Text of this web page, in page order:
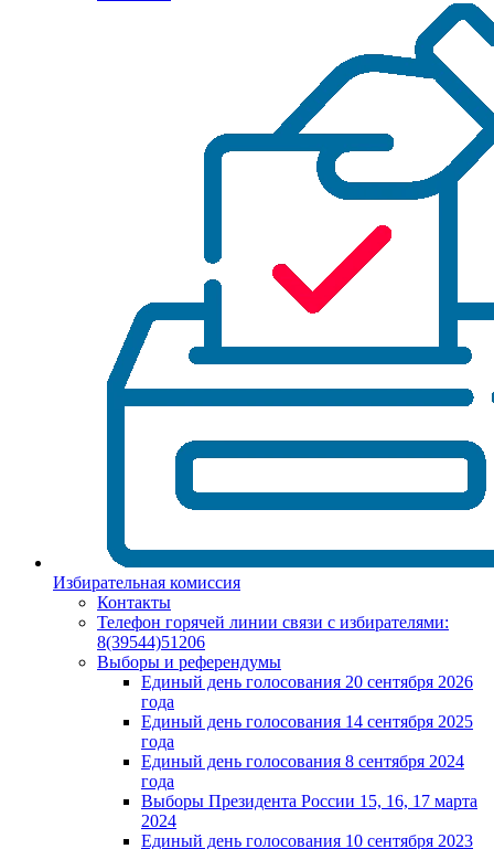
Избирательная комиссия
Контакты
Телефон горячей линии связи с избирателями:
8(39544)51206
Выборы и референдумы
Единый день голосования 20 сентября 2026
года
Единый день голосования 14 сентября 2025
года
Единый день голосования 8 сентября 2024
года
Выборы Президента России 15, 16, 17 марта
2024
Единый день голосования 10 сентября 2023